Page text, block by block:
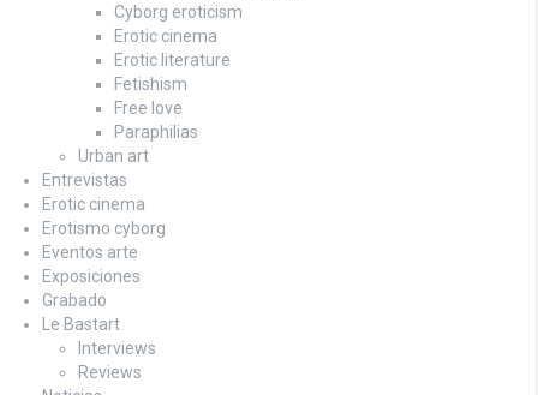
Cyborg eroticism
Erotic cinema
Erotic literature
Fetishism
Free love
Paraphilias
Urban art
Entrevistas
Erotic cinema
Erotismo cyborg
Eventos arte
Exposiciones
Grabado
Le Bastart
Interviews
Reviews